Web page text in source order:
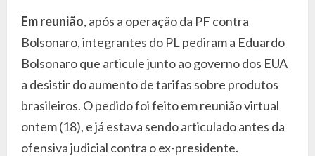
Em reunião, após a operação da PF contra
Bolsonaro, integrantes do PL pediram a Eduardo
Bolsonaro que articule junto ao governo dos EUA
a desistir do aumento de tarifas sobre produtos
brasileiros. O pedido foi feito em reunião virtual
ontem (18), e já estava sendo articulado antes da
ofensiva judicial contra o ex-presidente.